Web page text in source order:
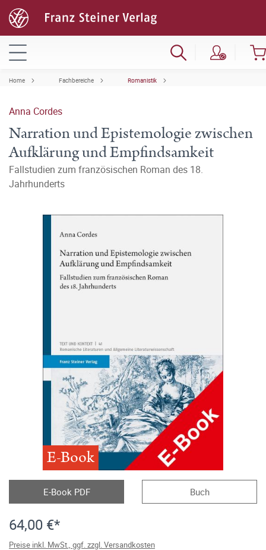
Home Fachbereiche Romanistik
Anna Cordes
Narration und Epistemologie zwischen
Aufklärung und Empfindsamkeit
Fallstudien zum französischen Roman des 18.
Jahrhunderts
E-Book
E-Book PDF Buch
64,00 €*
Preise inkl. MwSt., ggf. zzgl. Versandkosten